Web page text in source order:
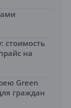
стоимость
на
Green
граждан